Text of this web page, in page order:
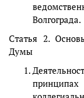
Волгограда.
Статья 2.
Думы